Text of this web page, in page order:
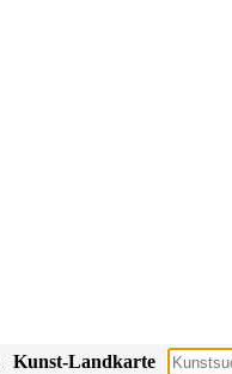
Kunst-Landkarte